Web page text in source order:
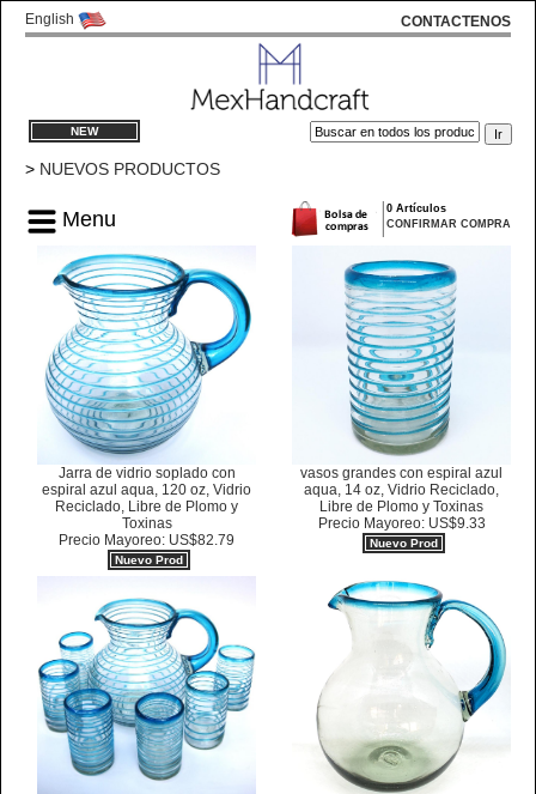
English CONTACTENOS
NEW
> NUEVOS PRODUCTOS
Menu
0 Artículos
CONFIRMAR COMPRA
Jarra de vidrio soplado con
espiral azul aqua, 120 oz, Vidrio
Reciclado, Libre de Plomo y
Toxinas
Precio Mayoreo: US$82.79
Nuevo Prod
vasos grandes con espiral azul
aqua, 14 oz, Vidrio Reciclado,
Libre de Plomo y Toxinas
Precio Mayoreo: US$9.33
Nuevo Prod